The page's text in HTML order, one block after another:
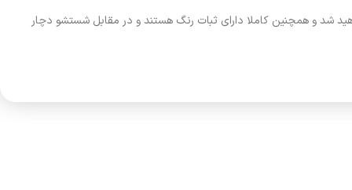
شد و همچنین کاملا دارای ثبات رنگ هستند و در مقابل شستشو دچار